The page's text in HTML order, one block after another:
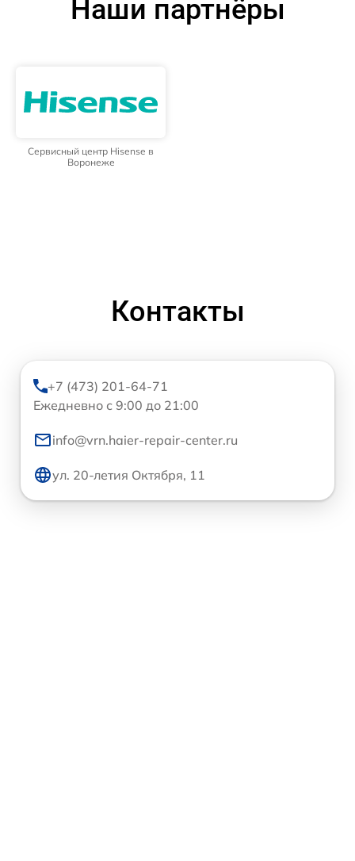
Наши партнёры
Сервисный центр Hisense в
Воронеже
Контакты
+7 (473) 201-64-71
Ежедневно с 9:00 до 21:00
info@vrn.haier-repair-center.ru
ул. 20-летия Октября, 11